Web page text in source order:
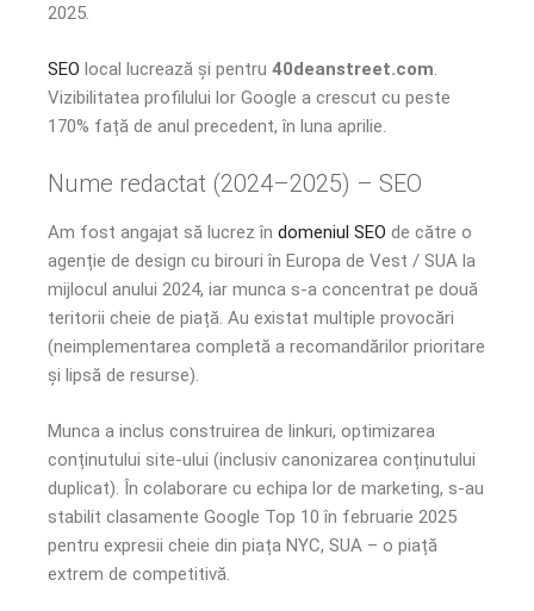
2025.
SEO local lucrează și pentru 40deanstreet.com.
Vizibilitatea profilului lor Google a crescut cu peste
170% față de anul precedent, în luna aprilie.
Nume redactat (2024–2025) – SEO
Am fost angajat să lucrez în domeniul SEO de către o
agenție de design cu birouri în Europa de Vest / SUA la
mijlocul anului 2024, iar munca s-a concentrat pe două
teritorii cheie de piață. Au existat multiple provocări
(neimplementarea completă a recomandărilor prioritare
și lipsă de resurse).
Munca a inclus construirea de linkuri, optimizarea
conținutului site-ului (inclusiv canonizarea conținutului
duplicat). În colaborare cu echipa lor de marketing, s-au
stabilit clasamente Google Top 10 în februarie 2025
pentru expresii cheie din piața NYC, SUA – o piață
extrem de competitivă.